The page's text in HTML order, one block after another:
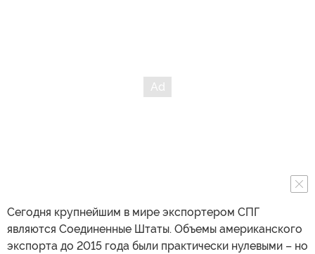
Сегодня крупнейшим в мире экспортером СПГ
являются Соединенные Штаты. Объемы американского
экспорта до 2015 года были практически нулевыми – но